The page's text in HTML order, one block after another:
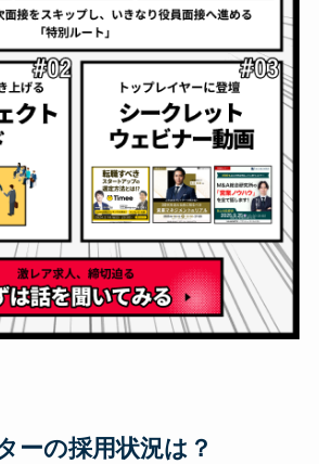
ーの採用状況は？